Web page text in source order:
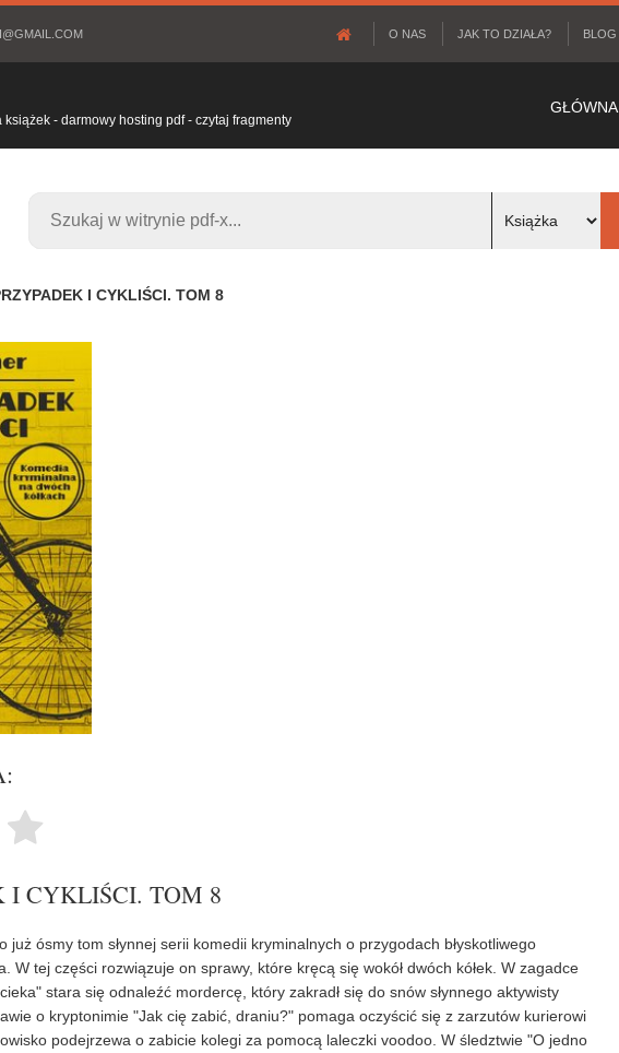
O NAS JAK TO DZIAŁA? BLOG
- darmowy hosting pdf - czytaj fragmenty
GŁÓWNA
I CYKLIŚCI. TOM 8
I CYKLIŚCI. TOM 8
już ósmy tom słynnej serii komedii kryminalnych o przygodach błyskotliwego
W tej części rozwiązuje on sprawy, które kręcą się wokół dwóch kółek. W zagadce
stara się odnaleźć mordercę, który zakradł się do snów słynnego aktywisty
o kryptonimie "Jak cię zabić, draniu?" pomaga oczyścić się z zarzutów kurierowi
podejrzewa o zabicie kolegi za pomocą laleczki voodoo. W śledztwie "O jedno